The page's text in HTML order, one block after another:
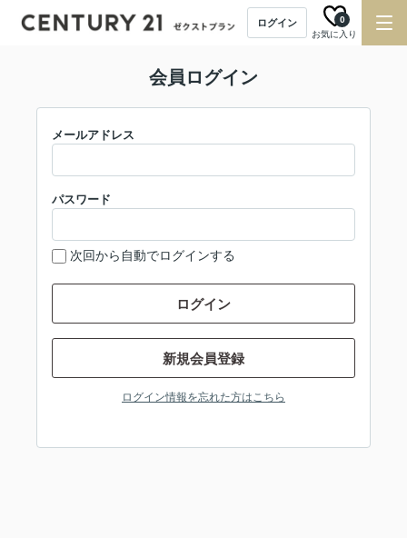
ログイン
お気に入り
0
会員ログイン
メールアドレス
パスワード
次回から自動でログインする
ログイン
新規会員登録
ログイン情報を忘れた方はこちら